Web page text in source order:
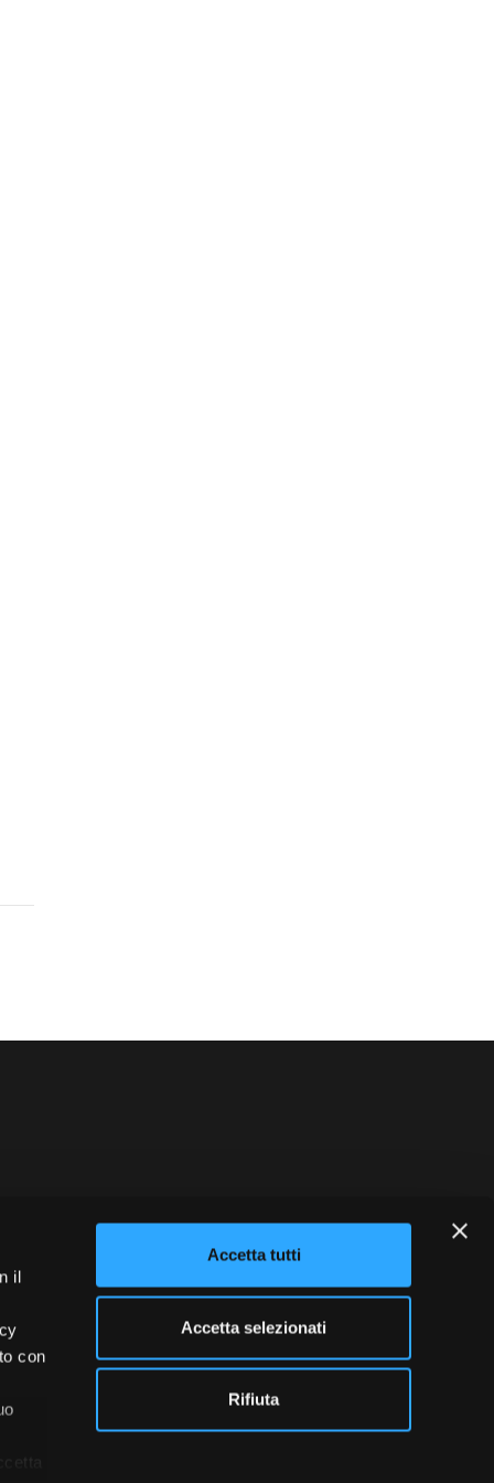
il
con
Accetta tutti
Accetta selezionati
Rifiuta